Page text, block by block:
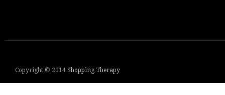
Copyright © 2014 Shopping Therapy